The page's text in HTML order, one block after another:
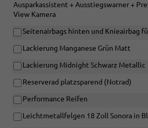
Ausparkassistent + Ausstiegswarner +
View Kamera
Seitenairbags hinten und Knieairbag
Lackierung Manganese Grün Matt
Lackierung Midnight Schwarz Metallic
Reserverad platzsparend (Notrad)
Performance Reifen
Leichtmetallfelgen 18 Zoll Sonora in